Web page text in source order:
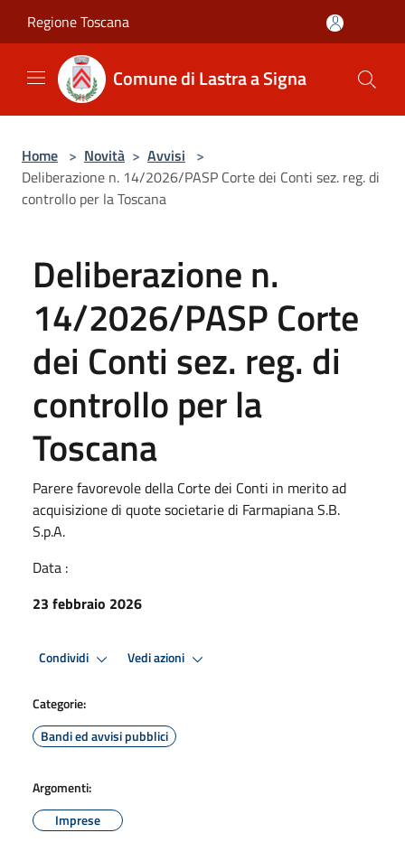
Regione Toscana
Comune di Lastra a Signa
Home > Novità > Avvisi >
Deliberazione n. 14/2026/PASP Corte dei Conti sez. reg. di
controllo per la Toscana
Deliberazione n.
14/2026/PASP Corte
dei Conti sez. reg. di
controllo per la
Toscana
Parere favorevole della Corte dei Conti in merito ad
acquisizione di quote societarie di Farmapiana S.B.
S.p.A.
Data :
23 febbraio 2026
Condividi Vedi azioni
Categorie:
Bandi ed avvisi pubblici
Argomenti:
Imprese